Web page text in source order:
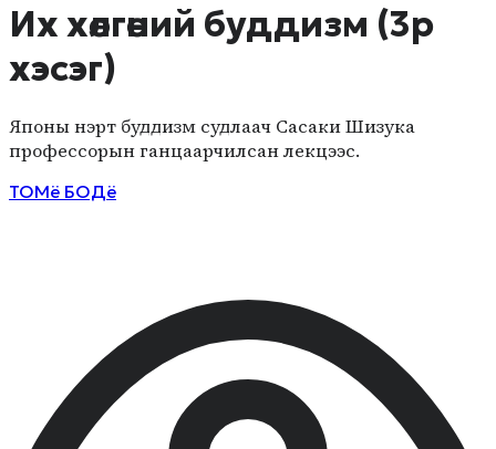
Их хөлгөний буддизм (3р
хэсэг)
Японы нэрт буддизм судлаач Сасаки Шизука
профессорын ганцаарчилсан лекцээс.
ТОМё БОДё